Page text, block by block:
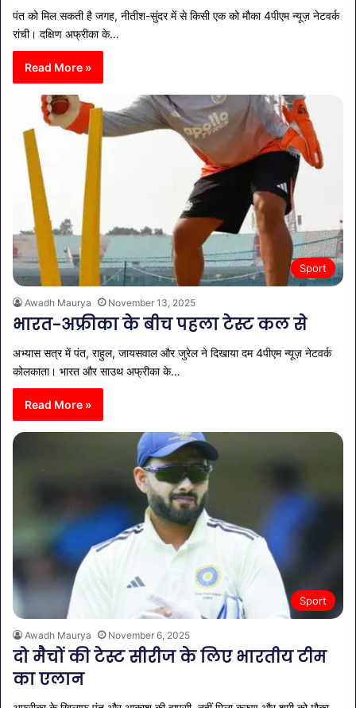
पंत को मिल सकती है जगह, नीतीश-सुंदर में से किसी एक को मौका 4पीएम न्यूज़ नेटवर्क
रांची। दक्षिण अफ्रीका के…
Read More »
Sport
Awadh Maurya November 13, 2025
भारत-अफ्रीका के बीच पहला टेस्ट कल से
अभ्यास सत्र में पंत, राहुल, जायसवाल और जुरेल ने दिखाया दम 4पीएम न्यूज़ नेटवर्क
कोलकाता। भारत और साउथ अफ्रीका के…
Read More »
Sport
Awadh Maurya November 6, 2025
दो मैचों की टेस्ट सीरीज के लिए भारतीय टीम
का एलान